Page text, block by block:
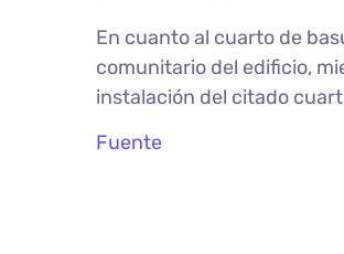
En cuanto al cuarto de
comunitario del edificio,
instalación del citado
Fuente